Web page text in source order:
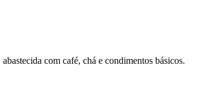
com café, chá e condimentos básicos.